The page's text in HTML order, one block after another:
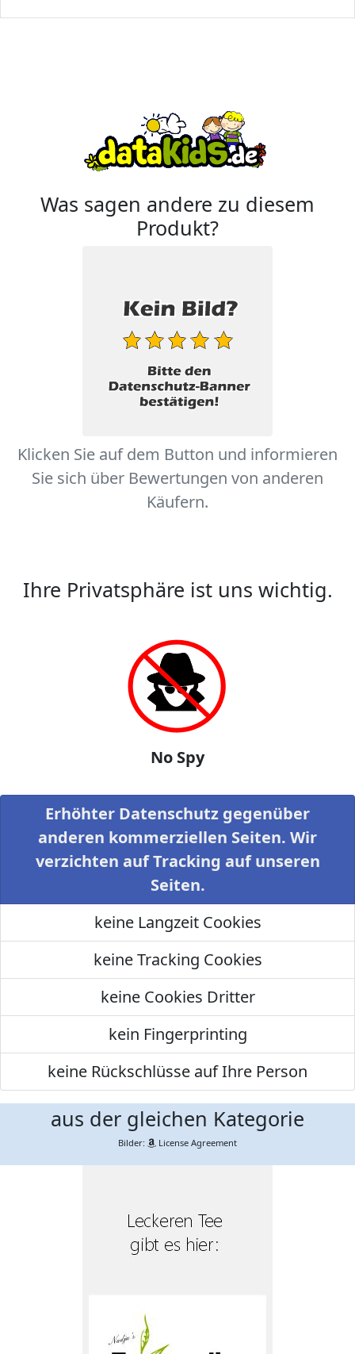
Was sagen andere zu diesem
Produkt?
Klicken Sie auf dem Button und informieren
Sie sich über Bewertungen von anderen
Käufern.
Ihre Privatsphäre ist uns wichtig.
No Spy
Erhöhter Datenschutz gegenüber
anderen kommerziellen Seiten. Wir
verzichten auf Tracking auf unseren
Seiten.
keine Langzeit Cookies
keine Tracking Cookies
keine Cookies Dritter
kein Fingerprinting
keine Rückschlüsse auf Ihre Person
aus der gleichen Kategorie
Bilder: License Agreement